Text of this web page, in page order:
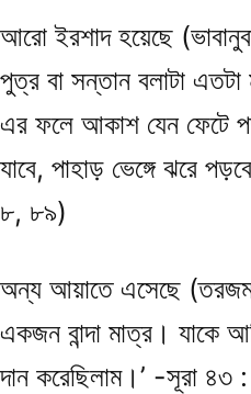
আরো ইরশাদ হয়েছে
পুত্র বা সন্তান বলাটা এতটা
এর ফলে আকাশ যেন ফেটে
যাবে, পাহাড় ভেঙ্গে ঝরে
৮, ৮৯)
অন্য আয়াতে এসেছে
একজন বান্দা মাত্র। যাকে
দান করেছিলাম।’ -সূরা ৪৩